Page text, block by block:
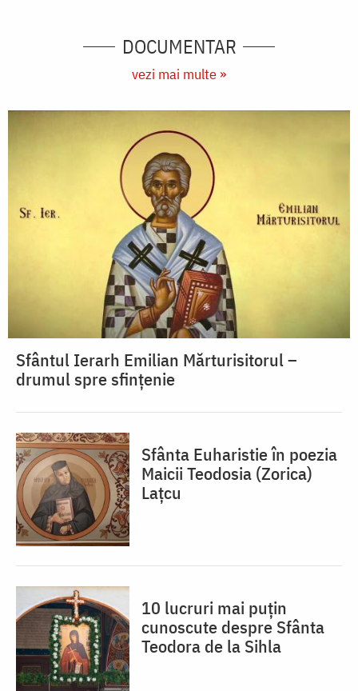
DOCUMENTAR
vezi mai multe »
Sfântul Ierarh Emilian Mărturisitorul –
drumul spre sfințenie
Sfânta Euharistie în poezia
Maicii Teodosia (Zorica)
Lațcu
10 lucruri mai puțin
cunoscute despre Sfânta
Teodora de la Sihla